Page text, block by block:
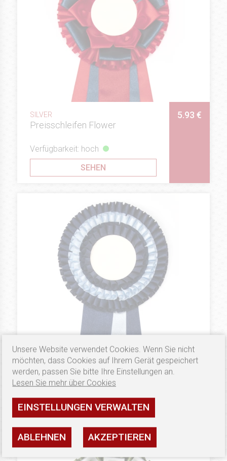
SILVER
Preisschleifen Flower
5.93 €
Verfügbarkeit: hoch
SEHEN
SILVER
Preisschleifen Triple D
3.1 €
SEHEN
Unsere Website verwendet Cookies. Wenn Sie nicht
möchten, dass Cookies auf Ihrem Gerät gespeichert
werden, passen Sie bitte Ihre Einstellungen an.
Lesen Sie mehr über Cookies
EINSTELLUNGEN VERWALTEN
ABLEHNEN AKZEPTIEREN